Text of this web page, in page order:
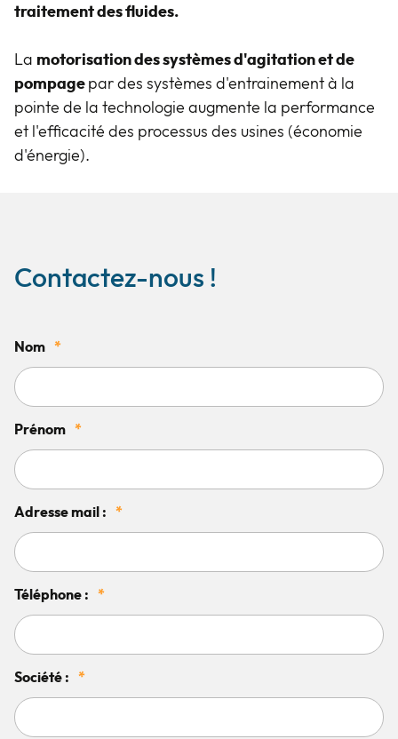
traitement des fluides.
La motorisation des systèmes d'agitation et de
pompage par des systèmes d'entrainement à la
pointe de la technologie augmente la performance
et l'efficacité des processus des usines (économie
d'énergie).
Contactez-nous !
Nom *
Prénom *
Adresse mail : *
Téléphone : *
Société : *